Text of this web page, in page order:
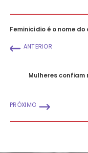
Feminicídio é o nome
ANTERIOR
Mulheres confiam
PRÓXIMO